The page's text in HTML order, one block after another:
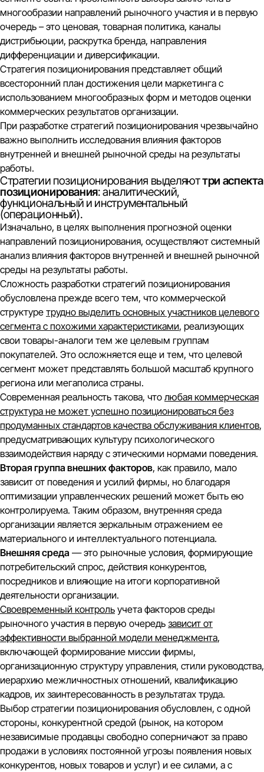
многообразии направлений рыночного участия и в первую
очередь – это ценовая, товарная политика, каналы
дистрибьюции, раскрутка бренда, направления
дифференциации и диверсификации.
Стратегия позиционирования представляет общий
всесторонний план достижения цели маркетинга с
использованием многообразных форм и методов оценки
коммерческих результатов организации.
При разработке стратегий позиционирования чрезвычайно
важно выполнить исследования влияния факторов
внутренней и внешней рыночной среды на результаты
работы.
Стратегии позиционирования выделяюттри аспекта
позиционирования: аналитический,
функциональный и инструментальный
(операционный).
Изначально, в целях выполнения прогнозной оценки
направлений позиционирования, осуществляют системный
анализ влияния факторов внутренней и внешней рыночной
среды на результаты работы.
Сложность разработки стратегий позиционирования
обусловлена прежде всего тем, что коммерческой
структуре трудно выделить основных участников целевого
сегмента с похожими характеристиками, реализующих
свои товары-аналоги тем же целевым группам
покупателей. Это осложняется еще и тем, что целевой
сегмент может представлять большой масштаб крупного
региона или мегаполиса страны.
Современная реальность такова, что любая коммерческая
структура не может успешно позиционироваться без
продуманных стандартов качества обслуживания клиентов,
предусматривающих культуру психологического
взаимодействия наряду с этическими нормами поведения.
Вторая группа внешних факторов, как правило, мало
зависит от поведения и усилий фирмы, но благодаря
оптимизации управленческих решений может быть ею
контролируема. Таким образом, внутренняя среда
организации является зеркальным отражением ее
материального и интеллектуального потенциала.
Внешняя среда — это рыночные условия, формирующие
потребительский спрос, действия конкурентов,
посредников и влияющие на итоги корпоративной
деятельности организации.
Своевременный контроль учета факторов среды
рыночного участия в первую очередь зависит от
эффективности выбранной модели менеджмента,
включающей формирование миссии фирмы,
организационную структуру управления, стили руководства,
иерархию межличностных отношений, квалификацию
кадров, их заинтересованность в результатах труда.
Выбор стратегии позиционирования обусловлен, с одной
стороны, конкурентной средой (рынок, на котором
независимые продавцы свободно соперничают за право
продажи в условиях постоянной угрозы появления новых
конкурентов, новых товаров и услуг) и ее силами, а с